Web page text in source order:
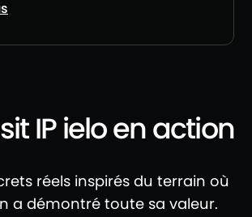
IP ielo en action
réels inspirés du terrain où
a démontré toute sa valeur.